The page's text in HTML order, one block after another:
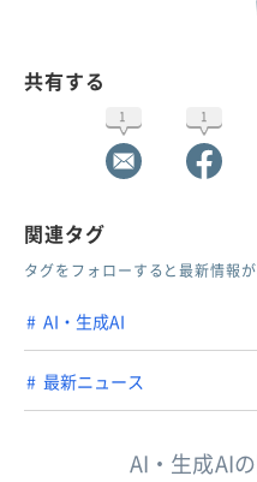
共有する
1 1
関連タグ
タグをフォローすると最新情報
AI・生成AI
最新ニュース
AI・生成AI